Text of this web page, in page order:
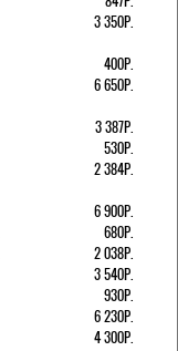
3 350Р.
400Р.
6 650Р.
3 387Р.
530Р.
2 384Р.
6 900Р.
680Р.
2 038Р.
3 540Р.
930Р.
6 230Р.
4 300Р.